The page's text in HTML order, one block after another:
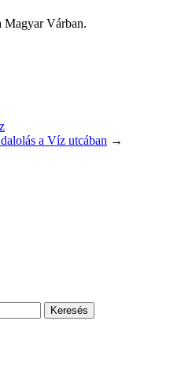
Magyar Várban.
a Víz utcában →